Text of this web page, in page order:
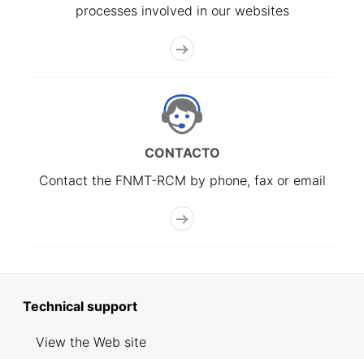
processes involved in our websites
CONTACTO
Contact the FNMT-RCM by phone, fax or email
Technical support
View the Web site